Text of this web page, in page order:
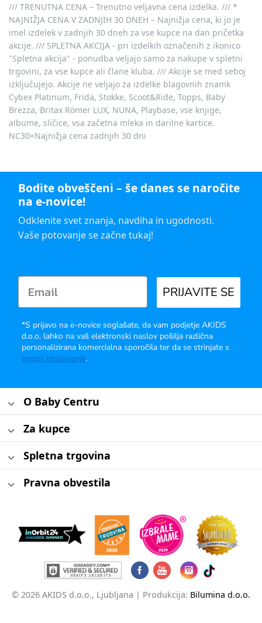
/// TRENUTNA CENA – Trenutno veljavna cena izdelka. /// *
NAJNIŽJA CENA V ZADNJIH 30 DNEH – Najnižja cena, ki jo je
imel izdelek v zadnjih 30 dneh za vse kupce na dan pričetka
akcije. /// SPLETNA AKCIJA - pri izdelkih označenih z ikonico
"Spletna akcija" - ponudba veljajo samo za nakupe v spletni
trgovini, za vse kupce ali člane kluba. /// Akcije se med seboj
izključujejo. Akcije ne veljajo za izdelke blagovnih znamk
Cybex Platinum, Frida, Stokke, Scoot&Ride, Topps, Baby
Brezza, Britax Römer LUX, NUNA, Playbase, vse knjige,
albume, sličice, vsa začetna mleka in darilne kartice.
NC30=Najnižja cena zadnjih 30 dni
Bodite obveščeni – še danes se naročite
na e-novice!
Odklenite svet znanja, navdiha in ugodnosti.
Vaše potovanje se začne tukaj!
PRIJAVITE SE
*S prijavo na e-novice soglašate, da vam podjetje AKIDS
d.o.o. lahko na vaš elektronski naslov pošilja različna
personalizirana komercialna sporočila ter da se strinjate s
pogoji poslovanja.
O Baby Centru
Za kupce
Spletna trgovina
Pravna obvestila
© 2026 AKIDS d.o.o., Ljubljana | Produkcija: Bilumina d.o.o.